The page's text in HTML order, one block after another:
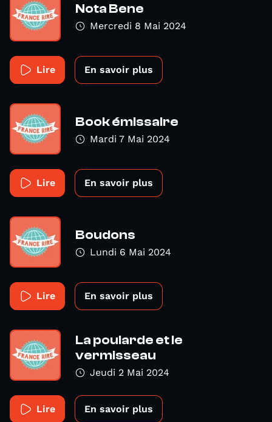
Nota Bene
Mercredi 8 Mai 2024
Lire En savoir plus
Book émissaire
Mardi 7 Mai 2024
Lire En savoir plus
Boudons
Lundi 6 Mai 2024
Lire En savoir plus
La poularde et le
vermisseau
Jeudi 2 Mai 2024
Lire En savoir plus